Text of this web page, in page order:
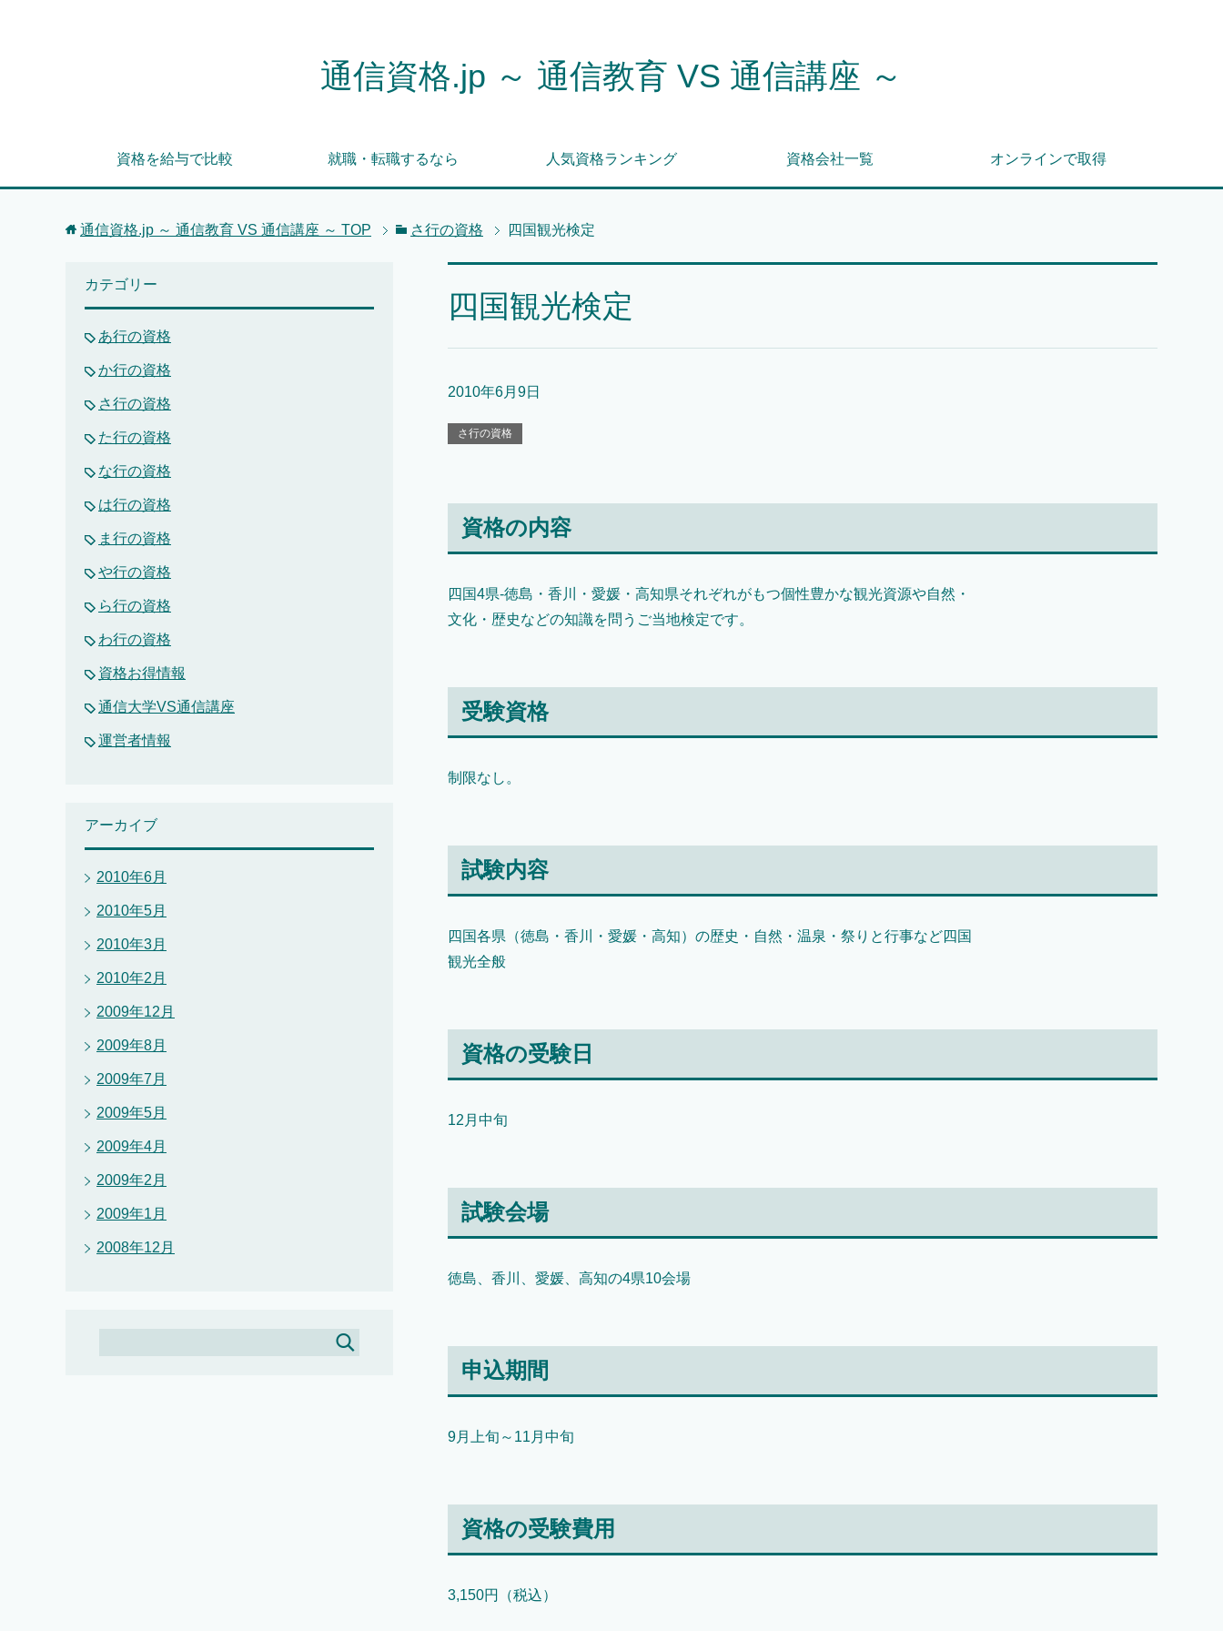
通信資格.jp ～ 通信教育 VS 通信講座 ～
資格を給与で比較 就職・転職するなら 人気資格ランキング 資格会社一覧 オンラインで取得
通信資格.jp ～ 通信教育 VS 通信講座 ～ TOP さ行の資格 四国観光検定
四国観光検定
2010年6月9日
さ行の資格
資格の内容
四国4県-徳島・香川・愛媛・高知県それぞれがもつ個性豊かな観光資源や自然・
文化・歴史などの知識を問うご当地検定です。
受験資格
制限なし。
試験内容
四国各県（徳島・香川・愛媛・高知）の歴史・自然・温泉・祭りと行事など四国
観光全般
資格の受験日
12月中旬
試験会場
徳島、香川、愛媛、高知の4県10会場
申込期間
9月上旬～11月中旬
資格の受験費用
3,150円（税込）
カテゴリー
あ行の資格
か行の資格
さ行の資格
た行の資格
な行の資格
は行の資格
ま行の資格
や行の資格
ら行の資格
わ行の資格
資格お得情報
通信大学VS通信講座
運営者情報
アーカイブ
2010年6月
2010年5月
2010年3月
2010年2月
2009年12月
2009年8月
2009年7月
2009年5月
2009年4月
2009年2月
2009年1月
2008年12月